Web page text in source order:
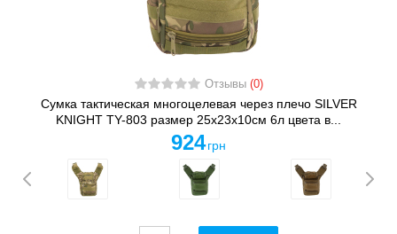
Отзывы (0)
Сумка тактическая многоцелевая через плечо SILVER
KNIGHT TY-803 размер 25х23х10см 6л цвета в...
924 грн